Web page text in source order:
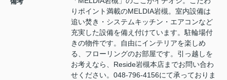
りポイント満載のMELDIA岩槻。室内設備は
追い焚き・システムキッチン・エアコンなど
充実した設備を備え付けています。駐輪場付
きの物件です。自由にインテリアを楽しめ
る、フローリングのお部屋です。引っ越しを
お考えなら、Reside岩槻本店までお問い合わ
せください。048-796-4156にて承っておりま